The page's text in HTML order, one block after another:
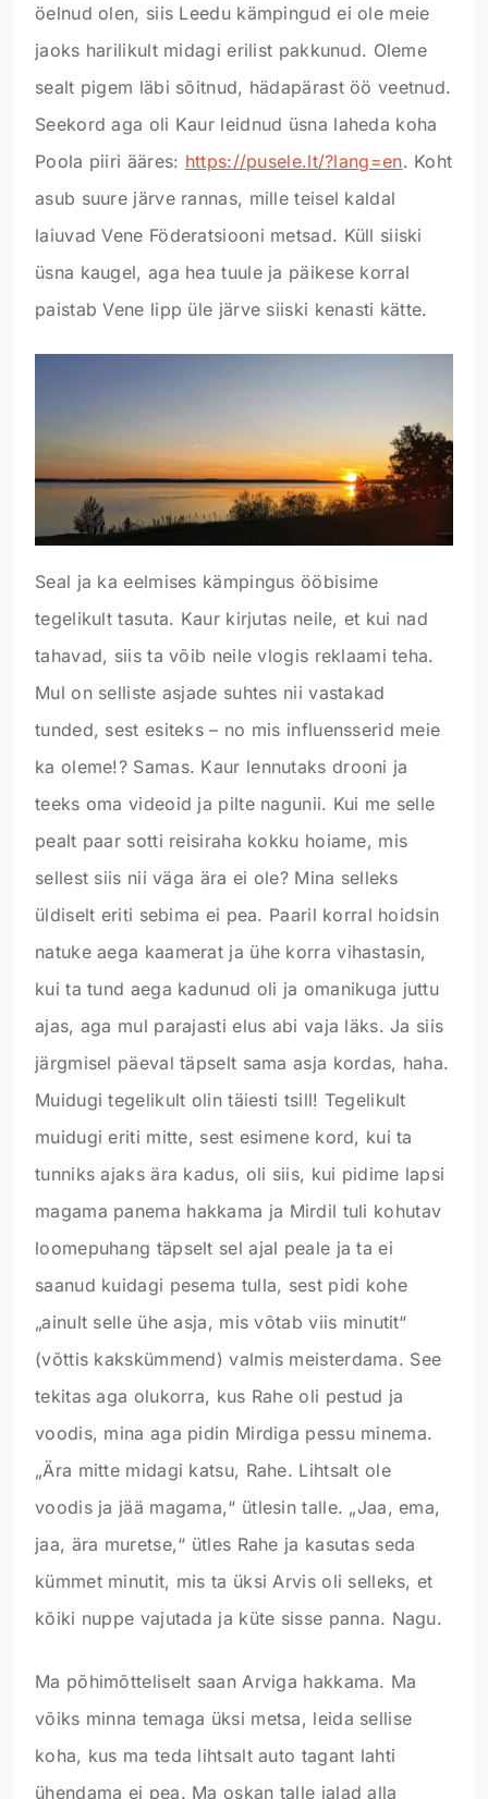
öelnud olen, siis Leedu kämpingud ei ole meie
jaoks harilikult midagi erilist pakkunud. Oleme
sealt pigem läbi sõitnud, hädapärast öö veetnud.
Seekord aga oli Kaur leidnud üsna laheda koha
Poola piiri ääres: https://pusele.lt/?lang=en. Koht
asub suure järve rannas, mille teisel kaldal
laiuvad Vene Föderatsiooni metsad. Küll siiski
üsna kaugel, aga hea tuule ja päikese korral
paistab Vene lipp üle järve siiski kenasti kätte.
Seal ja ka eelmises kämpingus ööbisime
tegelikult tasuta. Kaur kirjutas neile, et kui nad
tahavad, siis ta võib neile vlogis reklaami teha.
Mul on selliste asjade suhtes nii vastakad
tunded, sest esiteks – no mis influensserid meie
ka oleme!? Samas. Kaur lennutaks drooni ja
teeks oma videoid ja pilte nagunii. Kui me selle
pealt paar sotti reisiraha kokku hoiame, mis
sellest siis nii väga ära ei ole? Mina selleks
üldiselt eriti sebima ei pea. Paaril korral hoidsin
natuke aega kaamerat ja ühe korra vihastasin,
kui ta tund aega kadunud oli ja omanikuga juttu
ajas, aga mul parajasti elus abi vaja läks. Ja siis
järgmisel päeval täpselt sama asja kordas, haha.
Muidugi tegelikult olin täiesti tsill! Tegelikult
muidugi eriti mitte, sest esimene kord, kui ta
tunniks ajaks ära kadus, oli siis, kui pidime lapsi
magama panema hakkama ja Mirdil tuli kohutav
loomepuhang täpselt sel ajal peale ja ta ei
saanud kuidagi pesema tulla, sest pidi kohe
„ainult selle ühe asja, mis võtab viis minutit“
(võttis kakskümmend) valmis meisterdama. See
tekitas aga olukorra, kus Rahe oli pestud ja
voodis, mina aga pidin Mirdiga pessu minema.
„Ära mitte midagi katsu, Rahe. Lihtsalt ole
voodis ja jää magama,“ ütlesin talle. „Jaa, ema,
jaa, ära muretse,“ ütles Rahe ja kasutas seda
kümmet minutit, mis ta üksi Arvis oli selleks, et
kõiki nuppe vajutada ja küte sisse panna. Nagu.
Ma põhimõtteliselt saan Arviga hakkama. Ma
võiks minna temaga üksi metsa, leida sellise
koha, kus ma teda lihtsalt auto tagant lahti
ühendama ei pea. Ma oskan talle jalad alla